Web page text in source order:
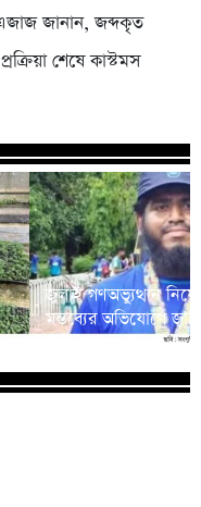
জানান, জব্দকৃত
শেষে কাস্টমস
জুলাই গণঅভ্যুত্থান
মন্তব্যের অভিযোগে জাবি